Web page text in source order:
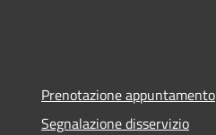
Prenotazione appuntamento
Segnalazione disservizio